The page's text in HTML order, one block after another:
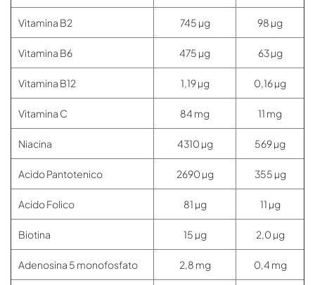
Vitamina B2 745 µg 98 µg
Vitamina B6 475 µg 63 µg
Vitamina B12 1,19 µg 0,16 µg
Vitamina C 84 mg 11 mg
Niacina 4310 µg 569 µg
Acido Pantotenico 2690 µg 355 µg
Acido Folico 81 µg 11 µg
Biotina 15 µg 2,0 µg
Adenosina 5 monofosfato 2,8 mg 0,4 mg